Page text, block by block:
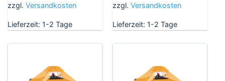
zzgl. Versandkosten
Lieferzeit: 1-2 Tage
zzgl. Versandkosten
Lieferzeit: 1-2 Tage